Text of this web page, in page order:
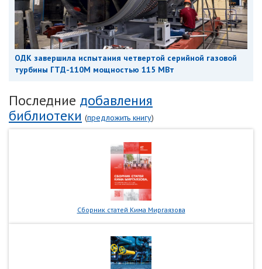
ОДК завершила испытания четвертой серийной газовой
турбины ГТД-110М мощностью 115 МВт
Последние добавления
библиотеки (предложить книгу)
Сборник статей Кима Миргаязова